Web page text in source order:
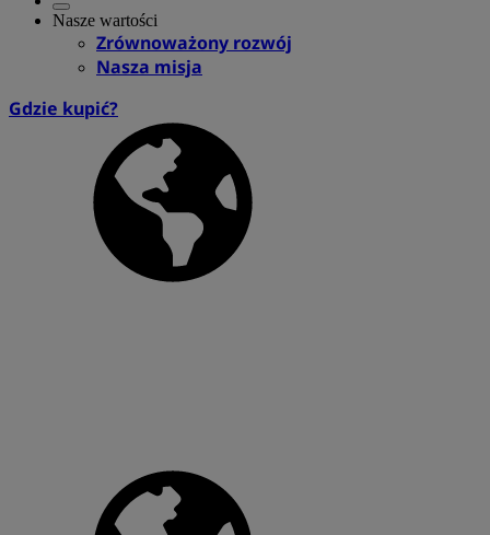
Nasze wartości
Zrównoważony rozwój
Nasza misja
Gdzie kupić?